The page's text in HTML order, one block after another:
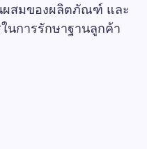
สมของผลิตภัณฑ์ และ
นการรักษาฐานลูกค้า